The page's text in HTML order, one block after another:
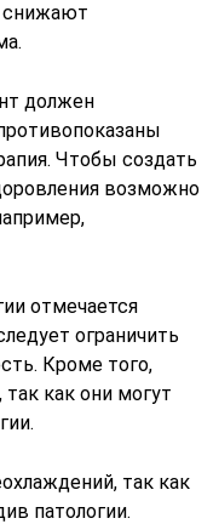
снижают
должен
Чтобы создать
возможно
отмечается
ограничить
Кроме того,
как они могут
так как
патологии.